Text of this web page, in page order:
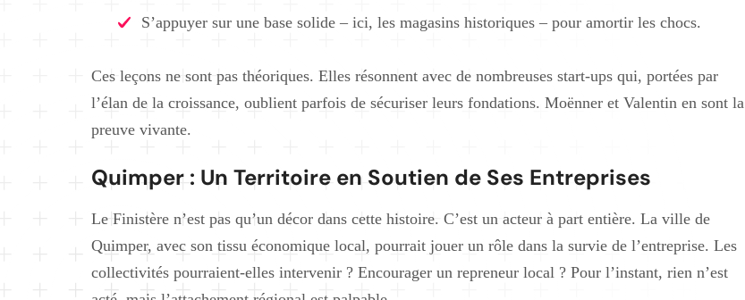
S’appuyer sur une base solide – ici, les magasins historiques – pour amortir les chocs.
Ces leçons ne sont pas théoriques. Elles résonnent avec de nombreuses start-ups qui, portées par
l’élan de la croissance, oublient parfois de sécuriser leurs fondations. Moënner et Valentin en sont la
preuve vivante.
Quimper : Un Territoire en Soutien de Ses Entreprises
Le Finistère n’est pas qu’un décor dans cette histoire. C’est un acteur à part entière. La ville de
Quimper, avec son tissu économique local, pourrait jouer un rôle dans la survie de l’entreprise. Les
collectivités pourraient-elles intervenir ? Encourager un repreneur local ? Pour l’instant, rien n’est